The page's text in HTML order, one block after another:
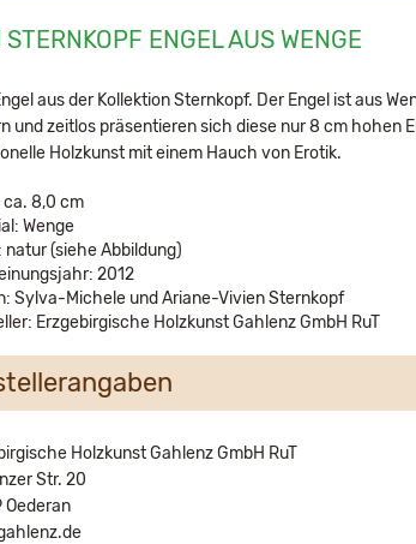
STERNKOPF ENGEL AUS WENGE
aus der Kollektion Sternkopf. Der Engel ist aus
und zeitlos präsentieren sich diese nur 8 cm hohen
Holzkunst mit einem Hauch von Erotik.
ca. 8,0 cm
Wenge
natur (siehe Abbildung)
2012
Sylva-Michele und Ariane-Vivien Sternkopf
Erzgebirgische Holzkunst Gahlenz GmbH RuT
Holzkunst Gahlenz GmbH RuT
Str. 20
Oederan